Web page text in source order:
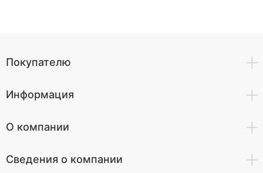
Покупателю
Информация
О компании
Сведения о компании